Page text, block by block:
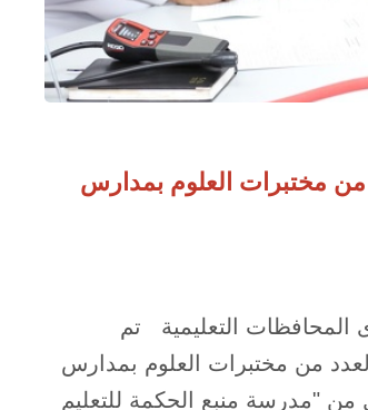
من مختبرات العلوم بمدارس
المحافظات التعليمية تم
لعدد من مختبرات العلوم بمدارس
"مدرسة منبع الحكمة للتعليم